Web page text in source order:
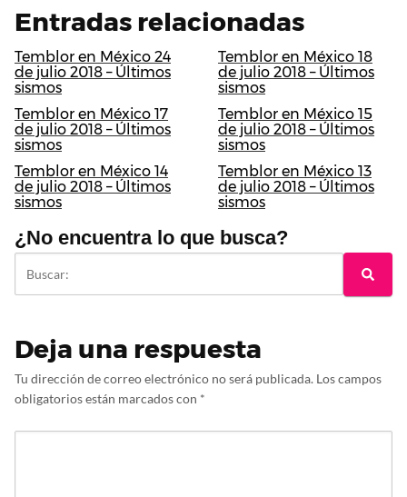
Entradas relacionadas
Temblor en México 24
de julio 2018 – Últimos
sismos
Temblor en México 18
de julio 2018 – Últimos
sismos
Temblor en México 17
de julio 2018 – Últimos
sismos
Temblor en México 15
de julio 2018 – Últimos
sismos
Temblor en México 14
de julio 2018 – Últimos
sismos
Temblor en México 13
de julio 2018 – Últimos
sismos
¿No encuentra lo que busca?
Deja una respuesta
Tu dirección de correo electrónico no será publicada. Los campos
obligatorios están marcados con *